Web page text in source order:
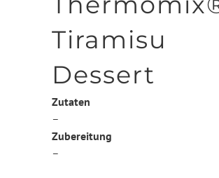
Tiramisu
Dessert
Zutaten
–
Zubereitung
–